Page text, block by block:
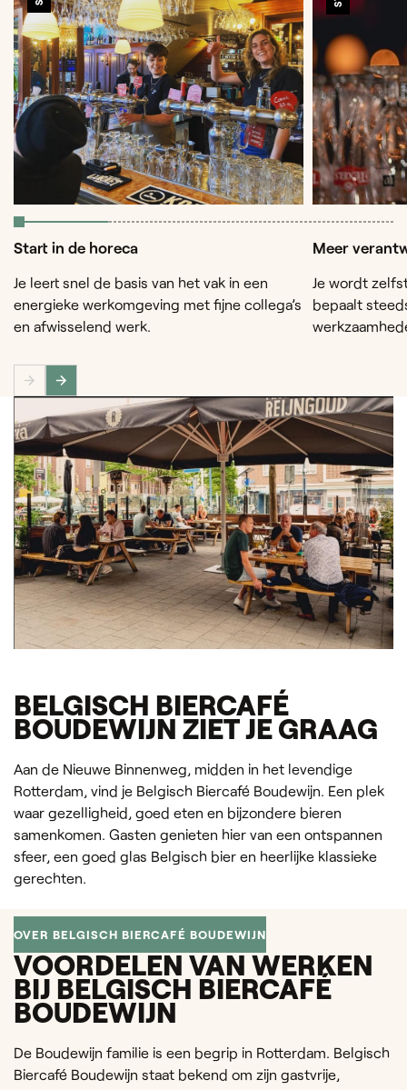
Start in de horeca
Je leert snel de basis van het vak in een
energieke werkomgeving met fijne collega’s
en afwisselend werk.
Meer
Je wordt
bepaalt
BELGISCH BIERCAFÉ
BOUDEWIJN ZIET JE GRAAG
Aan de Nieuwe Binnenweg, midden in het levendige
Rotterdam, vind je Belgisch Biercafé Boudewijn. Een plek
waar gezelligheid, goed eten en bijzondere bieren
samenkomen. Gasten genieten hier van een ontspannen
sfeer, een goed glas Belgisch bier en heerlijke klassieke
gerechten.
OVER BELGISCH BIERCAFÉ BOUDEWIJN
VOORDELEN VAN WERKEN
BIJ BELGISCH BIERCAFÉ
BOUDEWIJN
De Boudewijn familie is een begrip in Rotterdam. Belgisch
Biercafé Boudewijn staat bekend om zijn gastvrije,